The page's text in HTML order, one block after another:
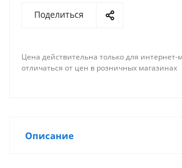
Поделиться
Цена действительна только для
отличаться от цен в розничных магазинах
Описание